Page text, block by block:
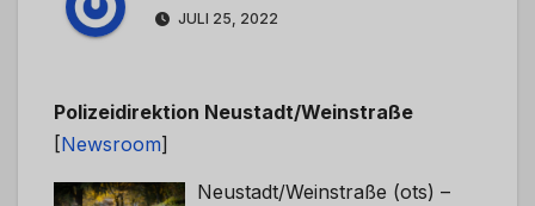
JULI 25, 2022
Polizeidirektion Neustadt/Weinstraße
[Newsroom]
Neustadt/Weinstraße (ots) –